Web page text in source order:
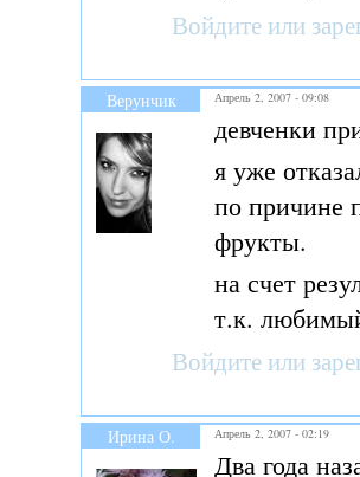
Войдите или
Верунчик Апрель 2, 2007 - 09:08
девченки
я уже
по причине
фрукты.
на счет
т.к.
Войдите или
Ирина О. Апрель 2, 2007 - 02:19
Два года